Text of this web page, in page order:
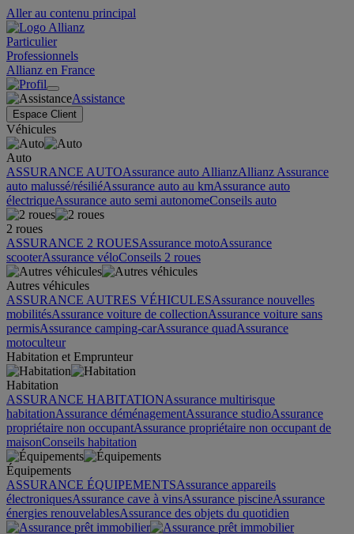
Aller au contenu principal
Particulier
Professionnels
Allianz en France
Assistance
Espace Client
Véhicules
Auto
ASSURANCE AUTOAssurance auto AllianzAllianz Assurance
auto malussé/résiliéAssurance auto au kmAssurance auto
électriqueAssurance auto semi autonomeConseils auto
2 roues
ASSURANCE 2 ROUESAssurance motoAssurance
scooterAssurance véloConseils 2 roues
Autres véhicules
ASSURANCE AUTRES VÉHICULESAssurance nouvelles
mobilitésAssurance voiture de collectionAssurance voiture sans
permisAssurance camping-carAssurance quadAssurance
motoculteur
Habitation et Emprunteur
Habitation
ASSURANCE HABITATIONAssurance multirisque
habitationAssurance déménagementAssurance studioAssurance
propriétaire non occupantAssurance propriétaire non occupant de
maisonConseils habitation
Équipements
ASSURANCE ÉQUIPEMENTSAssurance appareils
électroniquesAssurance cave à vinsAssurance piscineAssurance
énergies renouvelablesAssurance des objets du quotidien